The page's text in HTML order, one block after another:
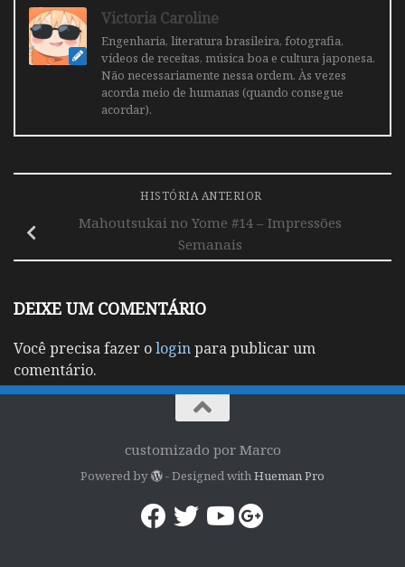
Victoria Caroline
Engenharia, literatura brasileira, fotografia,
vídeos de receitas, música boa e cultura japonesa.
Não necessariamente nessa ordem. Às vezes
acorda meio de humanas (quando consegue
acordar).
HISTÓRIA ANTERIOR
Mahoutsukai no Yome #14 – Impressões
Semanais
DEIXE UM COMENTÁRIO
Você precisa fazer ologinpara publicar um
comentário.
customizado por Marco
Powered by - Designed with Hueman Pro